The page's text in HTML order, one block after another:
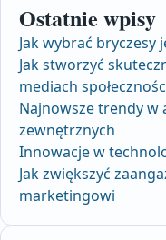
Ostatnie wpisy
Jak wybrać
Jak stworzyć
mediach
Najnowsze trendy w
zewnętrznych
Innowacje w
Jak zwiększyć
marketingowi